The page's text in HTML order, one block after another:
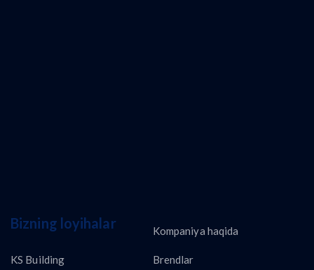
Bizning loyihalar
KS Building
Kompaniya haqida
Brendlar